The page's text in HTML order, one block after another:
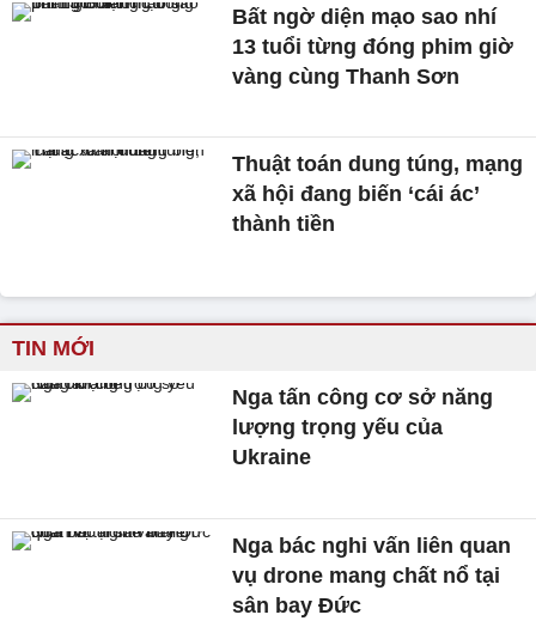
Bất ngờ diện mạo sao nhí
13 tuổi từng đóng phim giờ
vàng cùng Thanh Sơn
Thuật toán dung túng, mạng
xã hội đang biến ‘cái ác’
thành tiền
TIN MỚI
Nga tấn công cơ sở năng
lượng trọng yếu của
Ukraine
Nga bác nghi vấn liên quan
vụ drone mang chất nổ tại
sân bay Đức